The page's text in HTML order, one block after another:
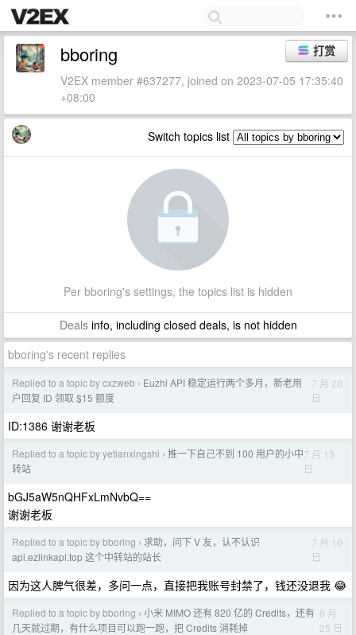
打赏
bboring
V2EX member #637277, joined on 2023-07-05 17:35:40
+08:00
Switch topics list
Per bboring's settings, the topics list is hidden
Dealsinfo, including closed deals, is not hidden
bboring's recent replies
Replied to a topic by cxzweb › Euzhi API 稳定运行两个多月，新老用
户回复 ID 领取 $15 额度
7 月 20
日
ID:1386 谢谢老板
Replied to a topic by yetianxingshi › 推一下自己不到 100 用户的小中
转站
7 月 13
日
bGJ5aW5nQHFxLmNvbQ==
谢谢老板
Replied to a topic by bboring › 求助，问下 V 友，认不认识
api.ezlinkapi.top 这个中转站的站长
7 月 10
日
因为这人脾气很差，多问一点，直接把我账号封禁了，钱还没退我 😂
Replied to a topic by bboring › 小米 MIMO 还有 820 亿的 Credits，还有
几天就过期，有什么项目可以跑一跑，把 Credits 消耗掉
6 月
25 日